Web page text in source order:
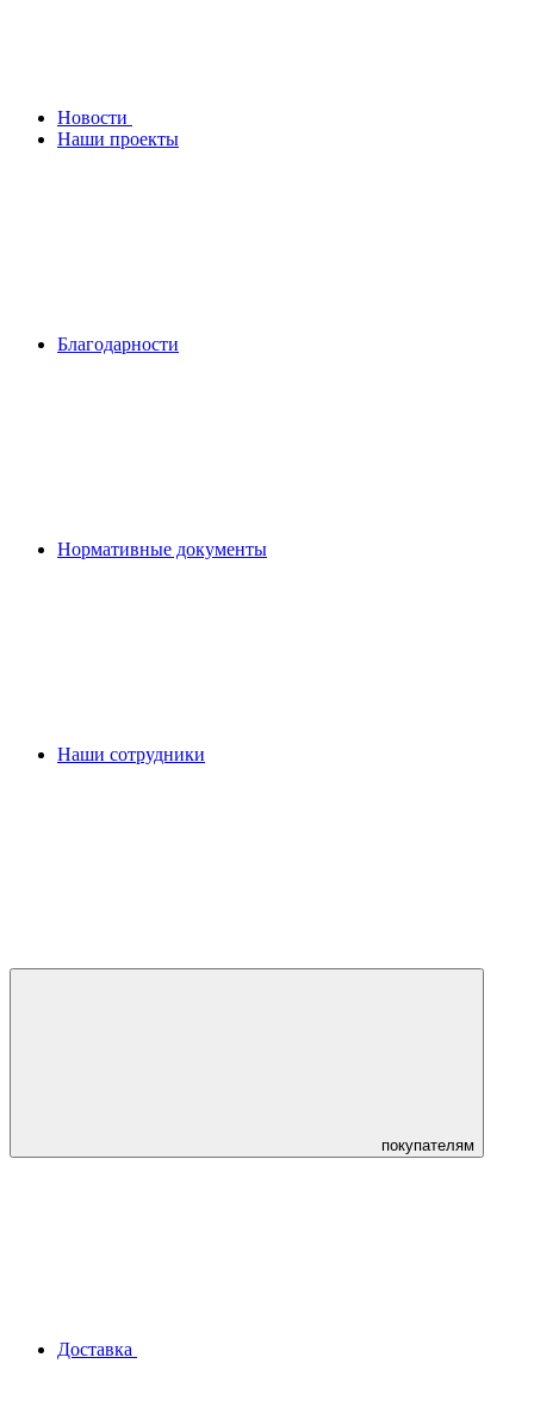
Новости
Наши проекты
Благодарности
Нормативные документы
Наши сотрудники
покупателям
Доставка